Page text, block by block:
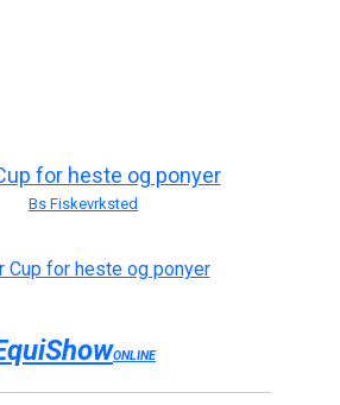
for heste og ponyer
Cup for heste og ponyer
ONLINE